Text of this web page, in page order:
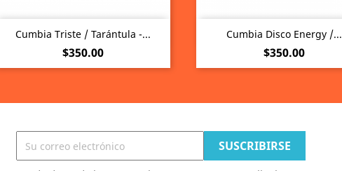
Cumbia Triste / Tarántula -...
Precio
$350.00
Vista rápida Cumbia Disco Energy /...
Precio
$350.00
Vista rápida